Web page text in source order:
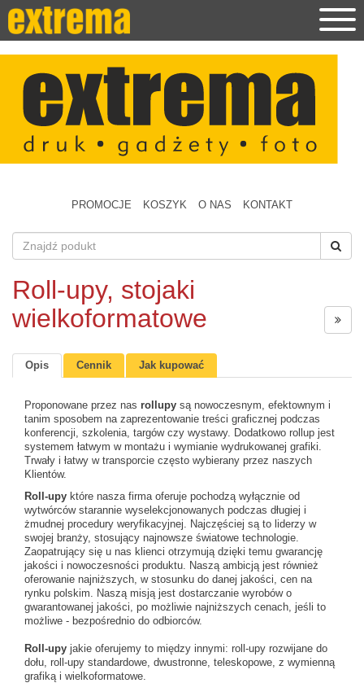
PROMOCJE KOSZYK O NAS KONTAKT
Roll-upy, stojaki
wielkoformatowe
Opis Cennik Jak kupować
Proponowane przez nas rollupy są nowoczesnym, efektownym i
tanim sposobem na zaprezentowanie treści graficznej podczas
konferencji, szkolenia, targów czy wystawy. Dodatkowo rollup jest
systemem łatwym w montażu i wymianie wydrukowanej grafiki.
Trwały i łatwy w transporcie często wybierany przez naszych
Klientów.
Roll-upy które nasza firma oferuje pochodzą wyłącznie od
wytwórców starannie wyselekcjonowanych podczas długiej i
żmudnej procedury weryfikacyjnej. Najczęściej są to liderzy w
swojej branży, stosujący najnowsze światowe technologie.
Zaopatrujący się u nas klienci otrzymują dzięki temu gwarancję
jakości i nowoczesności produktu. Naszą ambicją jest również
oferowanie najniższych, w stosunku do danej jakości, cen na
rynku polskim. Naszą misją jest dostarczanie wyrobów o
gwarantowanej jakości, po możliwie najniższych cenach, jeśli to
możliwe - bezpośrednio do odbiorców.
Roll-upy jakie oferujemy to między innymi: roll-upy rozwijane do
dołu, roll-upy standardowe, dwustronne, teleskopowe, z wymienną
grafiką i wielkoformatowe.